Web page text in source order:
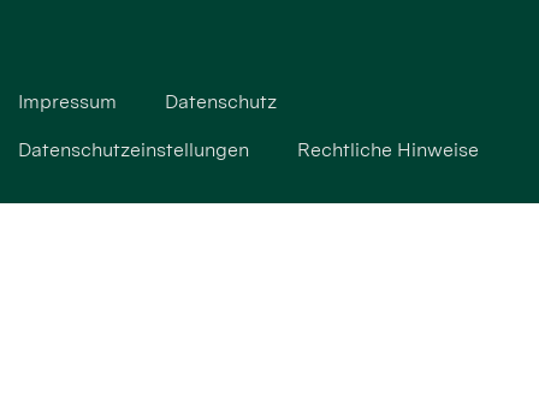
Impressum Datenschutz
Datenschutzeinstellungen Rechtliche Hinweise